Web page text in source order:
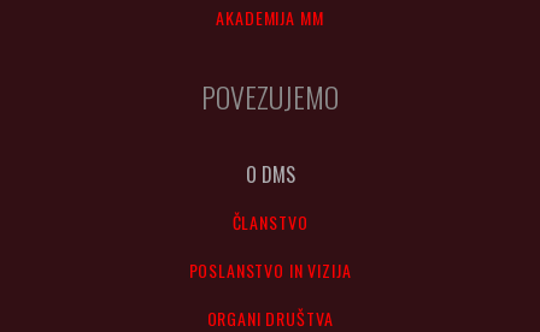
AKADEMIJA MM
POVEZUJEMO
O DMS
ČLANSTVO
POSLANSTVO IN VIZIJA
ORGANI DRUŠTVA